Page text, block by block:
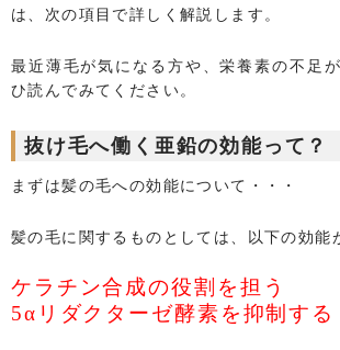
は、次の項目で詳しく解説します。
最近薄毛が気になる方や、栄養素の不足
ひ読んでみてください。
抜け毛へ働く亜鉛の効能って？
まずは髪の毛への効能について・・・
髪の毛に関するものとしては、以下の効能
ケラチン合成の役割を担う
5αリダクターゼ酵素を抑制する